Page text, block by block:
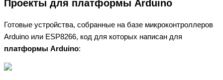
Проекты для платформы Arduino
Готовые устройства, собранные на базе микроконтроллеров
Arduino или ESP8266, код для которых написан для
платформы Arduino: